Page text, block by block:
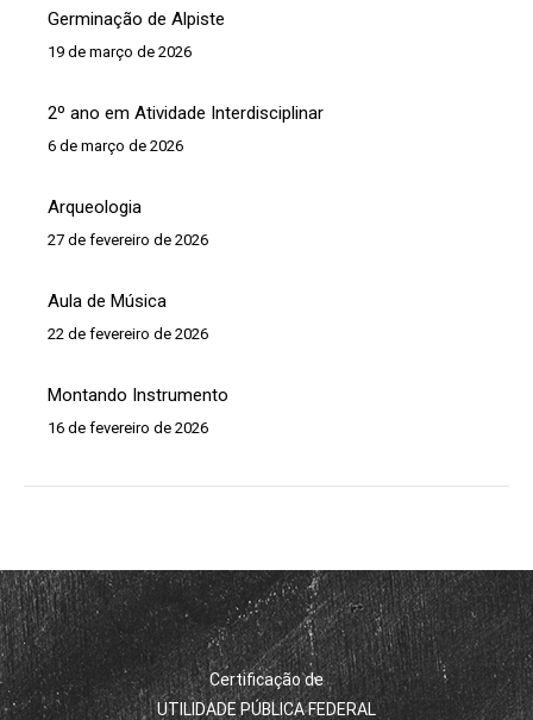
Germinação de Alpiste
19 de março de 2026
2º ano em Atividade Interdisciplinar
6 de março de 2026
Arqueologia
27 de fevereiro de 2026
Aula de Música
22 de fevereiro de 2026
Montando Instrumento
16 de fevereiro de 2026
Certificação de
UTILIDADE PÚBLICA FEDERAL